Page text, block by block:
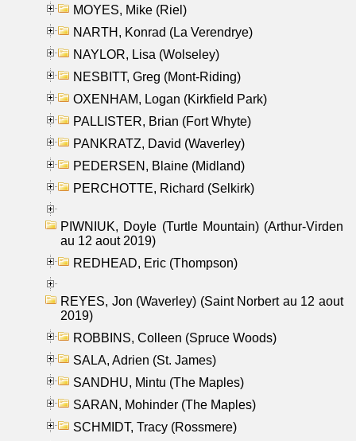
MOYES, Mike (Riel)
NARTH, Konrad (La Verendrye)
NAYLOR, Lisa (Wolseley)
NESBITT, Greg (Mont-Riding)
OXENHAM, Logan (Kirkfield Park)
PALLISTER, Brian (Fort Whyte)
PANKRATZ, David (Waverley)
PEDERSEN, Blaine (Midland)
PERCHOTTE, Richard (Selkirk)
PIWNIUK, Doyle (Turtle Mountain) (Arthur-Virden
au 12 aout 2019)
REDHEAD, Eric (Thompson)
REYES, Jon (Waverley) (Saint Norbert au 12 aout
2019)
ROBBINS, Colleen (Spruce Woods)
SALA, Adrien (St. James)
SANDHU, Mintu (The Maples)
SARAN, Mohinder (The Maples)
SCHMIDT, Tracy (Rossmere)